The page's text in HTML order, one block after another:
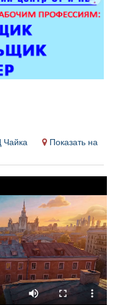
Погода
Чайка
Показать на